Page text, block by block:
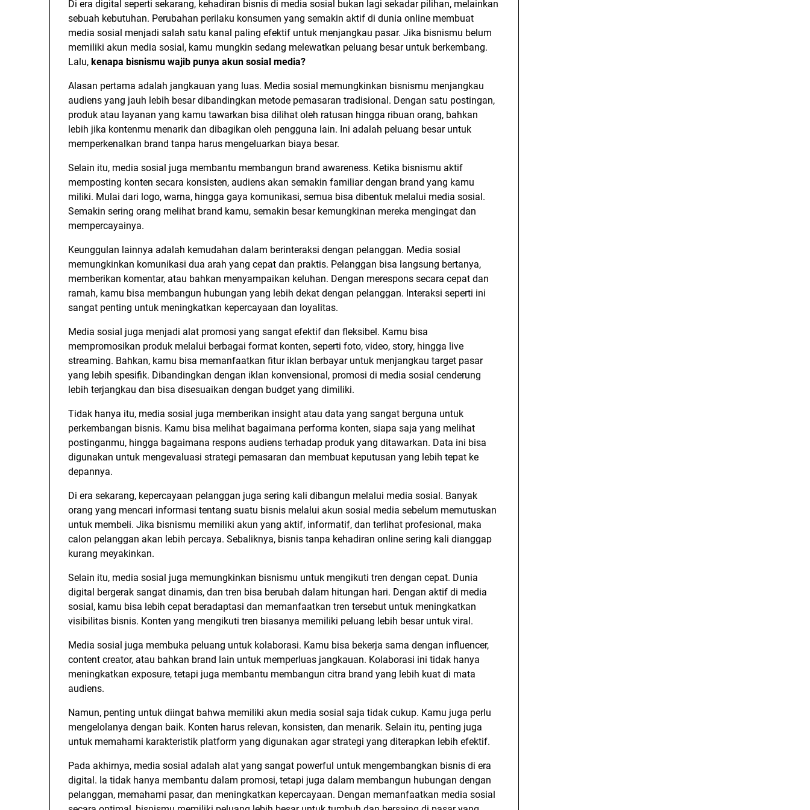
Di era digital seperti sekarang, kehadiran bisnis di media sosial bukan lagi sekadar pilihan, melainkan
sebuah kebutuhan. Perubahan perilaku konsumen yang semakin aktif di dunia online membuat
media sosial menjadi salah satu kanal paling efektif untuk menjangkau pasar. Jika bisnismu belum
memiliki akun media sosial, kamu mungkin sedang melewatkan peluang besar untuk berkembang.
Lalu, kenapa bisnismu wajib punya akun sosial media?
Alasan pertama adalah jangkauan yang luas. Media sosial memungkinkan bisnismu menjangkau
audiens yang jauh lebih besar dibandingkan metode pemasaran tradisional. Dengan satu postingan,
produk atau layanan yang kamu tawarkan bisa dilihat oleh ratusan hingga ribuan orang, bahkan
lebih jika kontenmu menarik dan dibagikan oleh pengguna lain. Ini adalah peluang besar untuk
memperkenalkan brand tanpa harus mengeluarkan biaya besar.
Selain itu, media sosial juga membantu membangun brand awareness. Ketika bisnismu aktif
memposting konten secara konsisten, audiens akan semakin familiar dengan brand yang kamu
miliki. Mulai dari logo, warna, hingga gaya komunikasi, semua bisa dibentuk melalui media sosial.
Semakin sering orang melihat brand kamu, semakin besar kemungkinan mereka mengingat dan
mempercayainya.
Keunggulan lainnya adalah kemudahan dalam berinteraksi dengan pelanggan. Media sosial
memungkinkan komunikasi dua arah yang cepat dan praktis. Pelanggan bisa langsung bertanya,
memberikan komentar, atau bahkan menyampaikan keluhan. Dengan merespons secara cepat dan
ramah, kamu bisa membangun hubungan yang lebih dekat dengan pelanggan. Interaksi seperti ini
sangat penting untuk meningkatkan kepercayaan dan loyalitas.
Media sosial juga menjadi alat promosi yang sangat efektif dan fleksibel. Kamu bisa
mempromosikan produk melalui berbagai format konten, seperti foto, video, story, hingga live
streaming. Bahkan, kamu bisa memanfaatkan fitur iklan berbayar untuk menjangkau target pasar
yang lebih spesifik. Dibandingkan dengan iklan konvensional, promosi di media sosial cenderung
lebih terjangkau dan bisa disesuaikan dengan budget yang dimiliki.
Tidak hanya itu, media sosial juga memberikan insight atau data yang sangat berguna untuk
perkembangan bisnis. Kamu bisa melihat bagaimana performa konten, siapa saja yang melihat
postinganmu, hingga bagaimana respons audiens terhadap produk yang ditawarkan. Data ini bisa
digunakan untuk mengevaluasi strategi pemasaran dan membuat keputusan yang lebih tepat ke
depannya.
Di era sekarang, kepercayaan pelanggan juga sering kali dibangun melalui media sosial. Banyak
orang yang mencari informasi tentang suatu bisnis melalui akun sosial media sebelum memutuskan
untuk membeli. Jika bisnismu memiliki akun yang aktif, informatif, dan terlihat profesional, maka
calon pelanggan akan lebih percaya. Sebaliknya, bisnis tanpa kehadiran online sering kali dianggap
kurang meyakinkan.
Selain itu, media sosial juga memungkinkan bisnismu untuk mengikuti tren dengan cepat. Dunia
digital bergerak sangat dinamis, dan tren bisa berubah dalam hitungan hari. Dengan aktif di media
sosial, kamu bisa lebih cepat beradaptasi dan memanfaatkan tren tersebut untuk meningkatkan
visibilitas bisnis. Konten yang mengikuti tren biasanya memiliki peluang lebih besar untuk viral.
Media sosial juga membuka peluang untuk kolaborasi. Kamu bisa bekerja sama dengan influencer,
content creator, atau bahkan brand lain untuk memperluas jangkauan. Kolaborasi ini tidak hanya
meningkatkan exposure, tetapi juga membantu membangun citra brand yang lebih kuat di mata
audiens.
Namun, penting untuk diingat bahwa memiliki akun media sosial saja tidak cukup. Kamu juga perlu
mengelolanya dengan baik. Konten harus relevan, konsisten, dan menarik. Selain itu, penting juga
untuk memahami karakteristik platform yang digunakan agar strategi yang diterapkan lebih efektif.
Pada akhirnya, media sosial adalah alat yang sangat powerful untuk mengembangkan bisnis di era
digital. Ia tidak hanya membantu dalam promosi, tetapi juga dalam membangun hubungan dengan
pelanggan, memahami pasar, dan meningkatkan kepercayaan. Dengan memanfaatkan media sosial